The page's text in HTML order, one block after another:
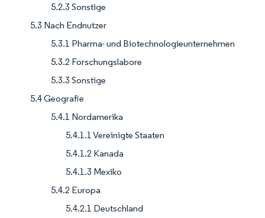
5.2.3 Sonstige
5.3 Nach Endnutzer
5.3.1 Pharma- und Biotechnologieunternehmen
5.3.2 Forschungslabore
5.3.3 Sonstige
5.4 Geografie
5.4.1 Nordamerika
5.4.1.1 Vereinigte Staaten
5.4.1.2 Kanada
5.4.1.3 Mexiko
5.4.2 Europa
5.4.2.1 Deutschland